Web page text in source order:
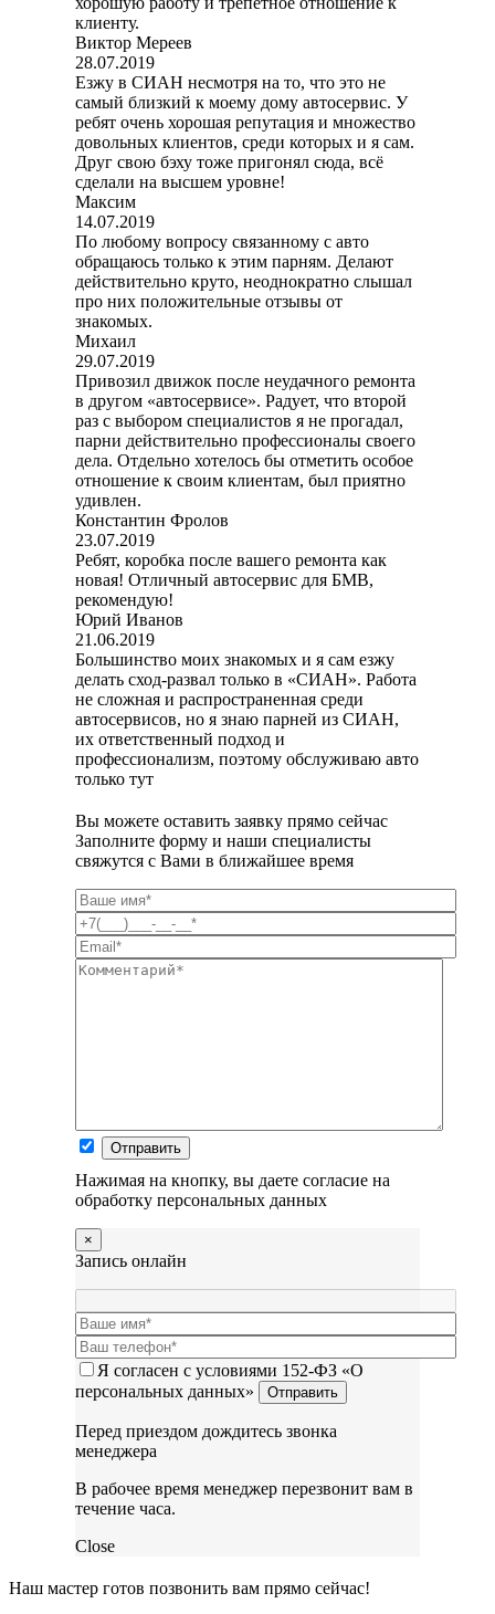
клиенту.
Виктор Мереев
28.07.2019
Езжу в СИАН несмотря на то, что это не
самый близкий к моему дому автосервис. У
ребят очень хорошая репутация и множество
довольных клиентов, среди которых и я сам.
Друг свою бэху тоже пригонял сюда, всё
сделали на высшем уровне!
Максим
14.07.2019
По любому вопросу связанному с авто
обращаюсь только к этим парням. Делают
действительно круто, неоднократно слышал
про них положительные отзывы от
знакомых.
Михаил
29.07.2019
Привозил движок после неудачного ремонта
в другом «автосервисе». Радует, что второй
раз с выбором специалистов я не прогадал,
парни действительно профессионалы своего
дела. Отдельно хотелось бы отметить особое
отношение к своим клиентам, был приятно
удивлен.
Константин Фролов
23.07.2019
Ребят, коробка после вашего ремонта как
новая! Отличный автосервис для БМВ,
рекомендую!
Юрий Иванов
21.06.2019
Большинство моих знакомых и я сам езжу
делать сход-развал только в «СИАН». Работа
не сложная и распространенная среди
автосервисов, но я знаю парней из СИАН,
их ответственный подход и
профессионализм, поэтому обслуживаю авто
только тут
Вы можете оставить заявку прямо сейчас
Заполните форму и наши специалисты
свяжутся с Вами в ближайшее время
Нажимая на кнопку, вы даете согласие на
обработку персональных данных
×
Запись онлайн
Я согласен с условиями 152-ФЗ «О
персональных данных»
Перед приездом дождитесь звонка
менеджера
В рабочее время менеджер перезвонит вам в
течение часа.
Close
Наш мастер готов позвонить вам прямо сейчас!